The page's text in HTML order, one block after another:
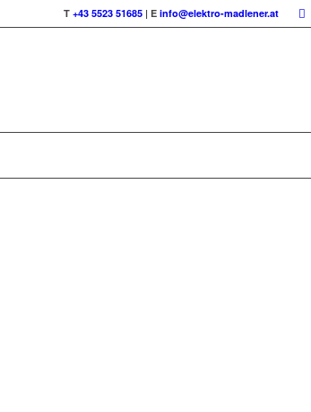
T +43 5523 51685 | E info@elektro-madlener.at